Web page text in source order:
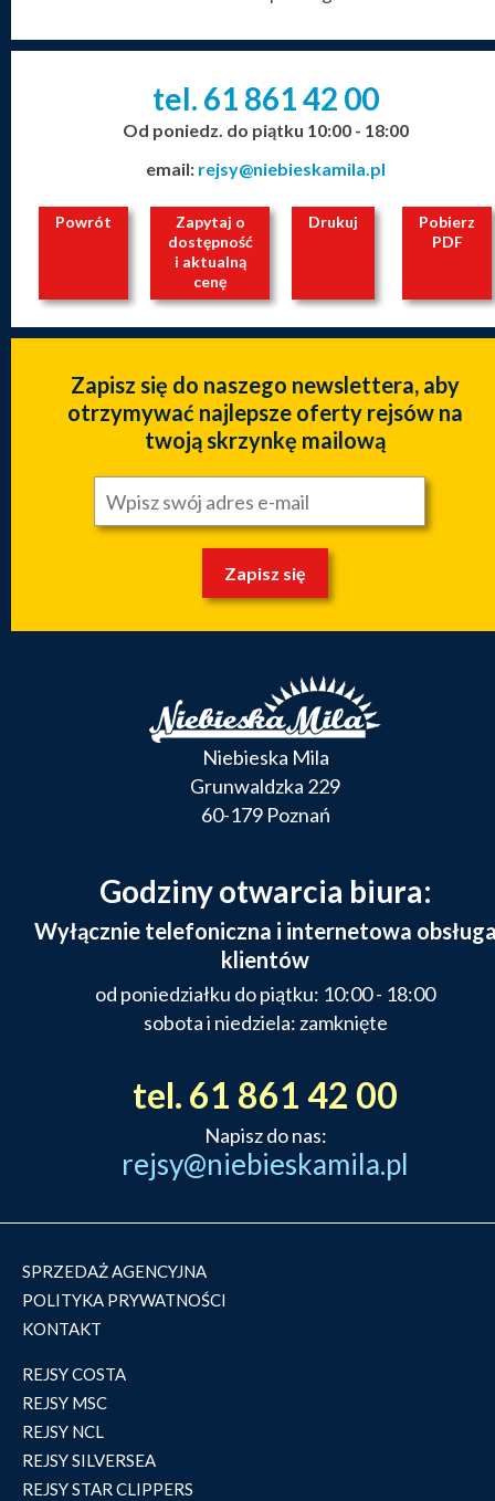
tel. 61 86142 00
Od poniedz. do piątku 10:00 - 18:00
email: rejsy@niebieskamila.pl
Powrót
Zapytaj o
dostępność
i aktualną
cenę
Drukuj
Pobierz
PDF
Zapisz się do naszego newslettera, aby
otrzymywać najlepsze oferty rejsów na
twoją skrzynkę mailową
Zapisz się
Niebieska Mila
Grunwaldzka 229
60-179 Poznań
Godziny otwarcia biura:
Wyłącznie telefoniczna i internetowa
klientów
od poniedziałku do piątku: 10:00 - 18:00
sobota i niedziela: zamknięte
tel. 61 861 42 00
Napisz do nas:
rejsy@niebieskamila.pl
SPRZEDAŻ AGENCYJNA
POLITYKA PRYWATNOŚCI
KONTAKT
REJSY COSTA
REJSY MSC
REJSY NCL
REJSY SILVERSEA
REJSY STAR CLIPPERS